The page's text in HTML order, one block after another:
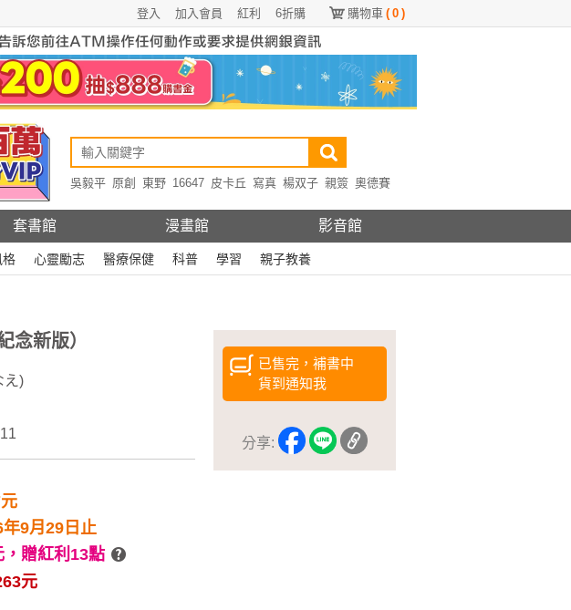
購物車 ( 0 )
6折購
紅利
加入會員
登入
吳毅平 原創 東野 16647 皮卡丘 寫真 楊双子 親簽 奧德賽
套書館 漫畫館 影音館
格 心靈勵志 醫療保健 科普 學習 親子教養
已售完，補書中
貨到通知我
分享:
念新版）
え)
9月29日止
贈紅利13點
元